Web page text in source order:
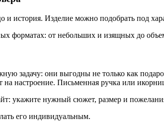
история. Изделие можно подобрать под
форматах: от небольших и изящных до
задачу: они выгодны не только как
настроение. Письменная ручка или
укажите нужный сюжет, размер и
его индивидуальным.